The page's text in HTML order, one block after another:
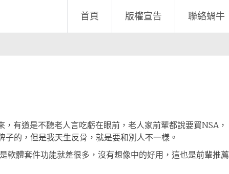
首頁 版權宣告 聯絡蝸牛
有道是不聽老人言吃虧在眼前，老人家前輩都說要買NSA，
的，但是我天生反骨，就是要和別人不一樣。
軟體套件功能就差很多，沒有想像中的好用，這也是前輩推薦